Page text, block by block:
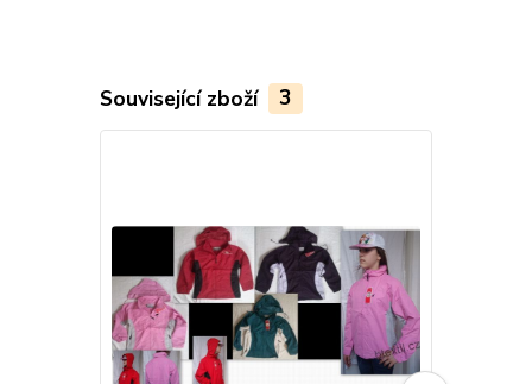
Související zboží 3